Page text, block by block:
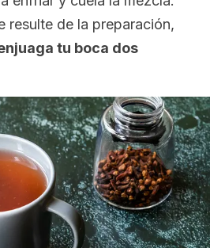
resulte de la preparación,
tu boca dos